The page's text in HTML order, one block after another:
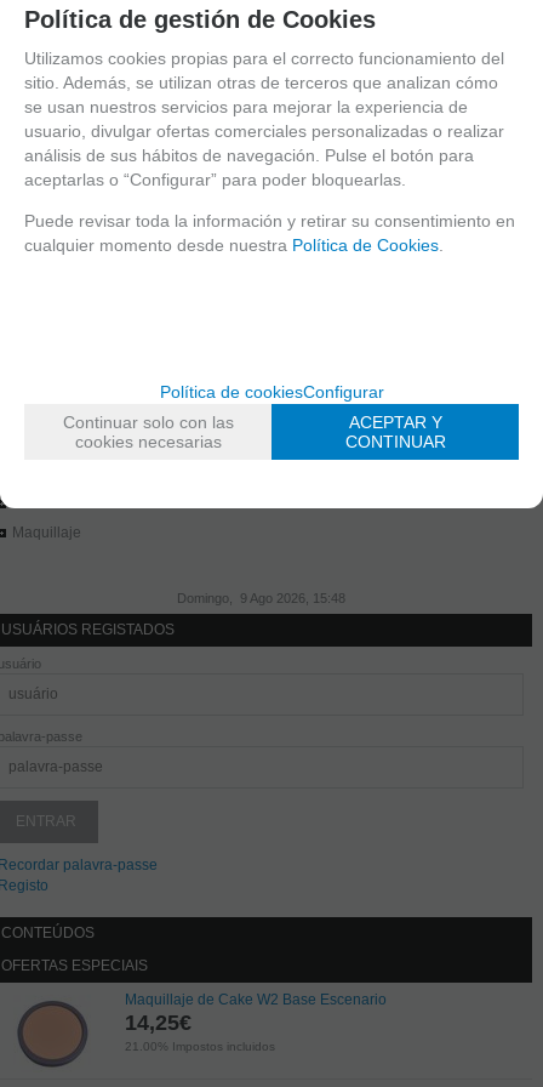
Flores, arco iris,
mariposas y otras
figuras de
fantasía: podrás
crear preciosos
diseños llenos de
color con una sola
pincelada. Our
broadest synthetic
(S24/S25/S26) are
ideal for this.
EXPOSITORES
FANTASIA
MAQUILLAJE AL AGUA
MAQUILLAJE LIQUIDO
PALETAS
2,5ml
SPLIT CAKE
60ml
LIQUIDACIÓN
CURSO
Maquillaje
Domingo, 9 Ago 2026, 15:48
USUÁRIOS REGISTADOS
passe
palavra-passe
CONTEÚDOS
OFERTAS ESPECIAIS
Maquillaje de Cake W2 Base Escenario
14,25€
21.00% Impostos incluidos
Política de gestión de Cookies
Utilizamos cookies propias para el correcto funcionamiento del
sitio. Además, se utilizan otras de terceros que analizan cómo
se usan nuestros servicios para mejorar la experiencia de
usuario, divulgar ofertas comerciales personalizadas o realizar
análisis de sus hábitos de navegación. Pulse el botón para
aceptarlas o “Configurar” para poder bloquearlas.
Puede revisar toda la información y retirar su consentimiento en
cualquier momento desde nuestra Política de Cookies
Política de cookiesConfigurar
Continuar solo con las
cookies necesarias
ACEPTAR Y
CONTINUAR